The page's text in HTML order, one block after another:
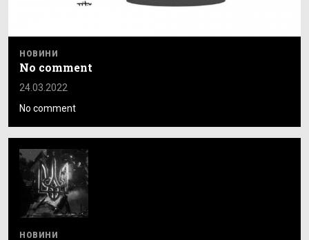
НОВИНИ
No comment
24.03.2022
No comment
НОВИНИ